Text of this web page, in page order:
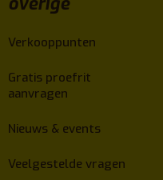
Verkooppunten
Gratis proefrit
aanvragen
Nieuws & events
Veelgestelde vragen